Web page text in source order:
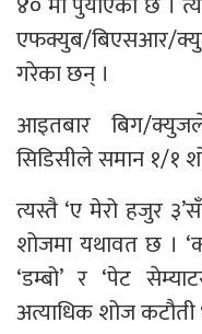
एफक्युब/बिएसआर/
गरेका छन् ।
आइतबार बिग/
सिडिसीले समान १/१
त्यस्तै ‘ए मेरो हजुर
शोजमा यथावत छ ।
‘डम्बो’ र ‘पेट
अत्याधिक शोज